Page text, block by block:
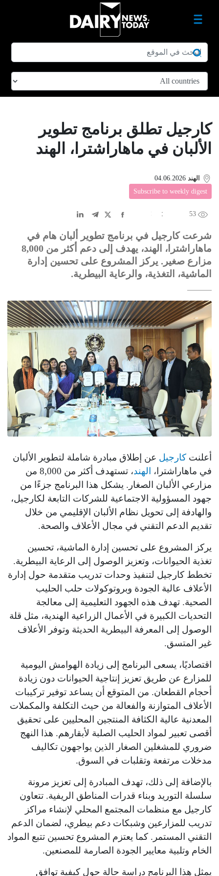
كارجيل تطلق برنامج تطوير
الألبان في ماهاراشترا، الهند
الهند 04.06.2026
Subscribe to weekly digest
53
中文
DE عربى
شرعت كارجيل في برنامج تطوير ألبان هام في
ماهاراشترا، الهند، يهدف إلى دعم أكثر من 8,000
مزارع صغير. يركز المشروع على تحسين إدارة
الماشية، التغذية، والرعاية البيطرية.
أعلنت كارجيل عن إطلاق مبادرة شاملة لتطوير الألبان
في ماهاراشترا،
الهند
، تستهدف أكثر من 8,000 من
مزارعي الألبان الصغار. يشكل هذا البرنامج جزءًا من
جهود المسؤولية الاجتماعية للشركات التابعة لكارجيل،
والهادفة إلى تحويل نظام الألبان الإقليمي من خلال
تقديم الدعم التقني في مجال الأعلاف والصحة.
يركز المشروع على تحسين إدارة الماشية، تحسين
تغذية الحيوانات، وتعزيز الوصول إلى الرعاية البيطرية.
تخطط كارجيل لتنفيذ وحدات تدريب متقدمة حول إدارة
الأعلاف عالية الجودة وبروتوكولات حلب الحليب
الصحية. تهدف هذه الجهود التعليمية إلى معالجة
التحديات الكبيرة في الأعمال الزراعية الهندية، مثل قلة
الوصول إلى المعرفة البيطرية الحديثة وتوفر الأعلاف
غير المتسق.
اقتصاديًا، يسعى البرنامج إلى زيادة الهوامش اليومية
للمزارع عن طريق تعزيز إنتاجية الحيوانات دون زيادة
أحجام القطعان. من المتوقع أن يساعد توفير تركيبات
الأعلاف المتوازنة والفعالة من حيث التكلفة والمكملات
المعدنية عالية الكثافة المنتجين المحليين على تحقيق
أقصى تعبير لمواد الحليب الصلبة لأبقارهم. هذا النهج
ضروري للمشغلين الصغار الذين يواجهون تكاليف
مدخلات مرتفعة وتقلبات في السوق.
بالإضافة إلى ذلك، تهدف المبادرة إلى تعزيز مرونة
سلسلة التوريد وبناء قدرات المناطق الريفية. تتعاون
كارجيل مع منظمات المجتمع المحلي لإنشاء مراكز
تدريب للمزارعين وشبكات دعم بيطري، لضمان الدعم
التقني المستمر. كما يعتزم المشروع تحسين تتبع المواد
الخام وتلبية معايير الجودة الصارمة للمصنعين.
يمثل هذا البرنامج دراسة حالة حول كيفية توافق